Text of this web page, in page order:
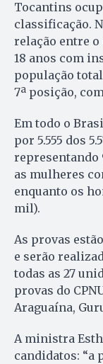
Tocantins
classificação.
relação entre o
18 anos com
população
7ª posição,
Em todo o
por 5.555 dos
representando
as mulheres
enquanto os
mil).
As provas
e serão
todas as 27
provas do
Araguaína,
A ministra
candidatos: “a